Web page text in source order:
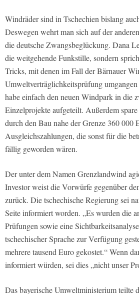
Windräder sind in Tschechien bislang
Deswegen wehrt man sich auf der
die deutsche Zwangsbeglückung. Dana
die weitgehende Funkstille, sondern
Tricks, mit denen im Fall der Bärnauer
Umweltverträglichkeitsprüfung
habe einfach den neuen Windpark in die
Einzelprojekte aufgeteilt. Außerdem
durch den Bau nahe der Grenze 360 000
Ausgleichszahlungen, die sonst für die
fällig geworden wären.
Der unter dem Namen Grenzlandwind
Investor weist die Vorwürfe gegenüber
zurück. Die tschechische Regierung sei
Seite informiert worden. „Es wurden die
Prüfungen sowie eine
tschechischer Sprache zur Verfügung
mehrere tausend Euro gekostet.“ Wenn
informiert würden, sei dies „nicht unser
Das bayerische Umweltministerium teilte